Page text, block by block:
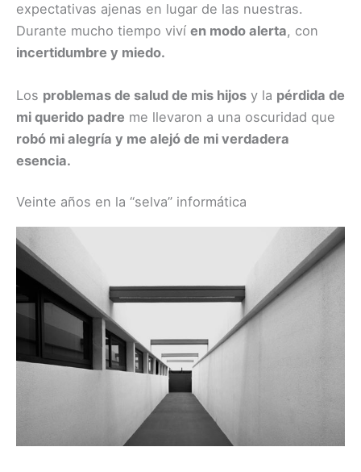
Veinte años en la “selva” informática
expectativas ajenas en lugar de las nuestras.
Durante mucho tiempo viví en modo alerta, con
incertidumbre y miedo.
Los problemas de salud de mis hijos y la pérdida de
mi querido padre me llevaron a una oscuridad que
robó mi alegría y me alejó de mi verdadera
esencia.